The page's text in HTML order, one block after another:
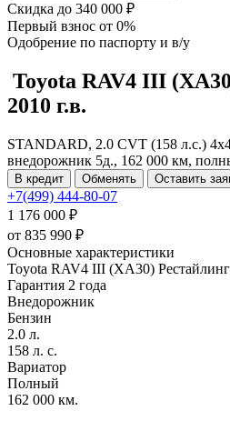
Скидка до 340 000 ₽
Первый взнос от 0%
Одобрение по паспорту и в/у
Toyota RAV4 III
2010 г.в.
STANDARD, 2.0 CVT (158 л.с.)
внедорожник 5д., 162 000 км,
В кредит Обменять Оставить
+7(499) 444-80-07
1 176 000 ₽
от 835 990 ₽
Основные характеристики
Toyota RAV4 III (XA30) Рестайлинг
Гарантия 2 года
Внедорожник
Бензин
2.0 л.
158 л. с.
Вариатор
Полный
162 000 км.